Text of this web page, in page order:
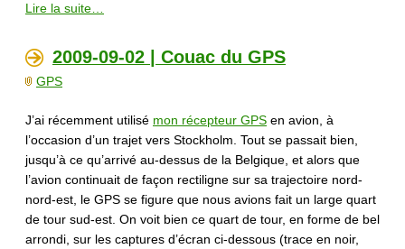
Lire la suite…
2009-09-02 | Couac du GPS
GPS
J’ai récemment utilisé mon récepteur GPS en avion, à
l’occasion d’un trajet vers Stockholm. Tout se passait bien,
jusqu’à ce qu’arrivé au-dessus de la Belgique, et alors que
l’avion continuait de façon rectiligne sur sa trajectoire nord-
nord-est, le GPS se figure que nous avions fait un large quart
de tour sud-est. On voit bien ce quart de tour, en forme de bel
arrondi, sur les captures d’écran ci-dessous (trace en noir,